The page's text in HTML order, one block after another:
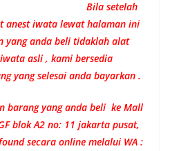
Bila setelah
anest iwata lewat halaman ini
yang anda beli tidaklah alat
asli , kami bersedia
yang selesai anda bayarkan .
barang yang anda beli ke Mall
blok A2 no: 11 jakarta pusat,
secara online melalui WA :